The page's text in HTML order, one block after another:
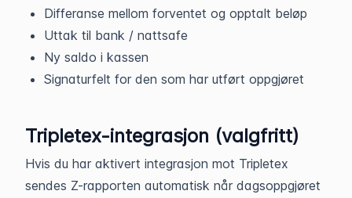
Differanse mellom forventet og opptalt beløp
Uttak til bank / nattsafe
Ny saldo i kassen
Signaturfelt for den som har utført oppgjøret
Tripletex-integrasjon (valgfritt)
Hvis du har aktivert integrasjon mot Tripletex
sendes Z-rapporten automatisk når dagsoppgjøret